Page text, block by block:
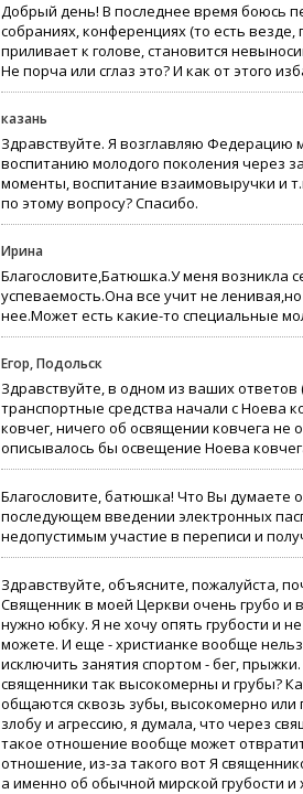
Добрый день! В последнее время боюсь
собраниях, конференциях (то есть
приливает к голове, становится
Не порча или сглаз это? И как от этого
казань
Здравствуйте. Я возглавляю Федерацию
воспитанию молодого поколения через
моменты, воспитание взаимовыручки и
по этому вопросу? Спасибо.
Ирина
Благословите,Батюшка.У меня возникла
успеваемость.Она все учит не
нее.Может есть какие-то специальные
Егор, Подольск
Здравствуйте, в одном из ваших
транспортные средства начали с Ноева
ковчег, ничего об освящении ковчега не
описывалось бы освещение Ноева
Благословите, батюшка! Что Вы думаете
последующем введении электронных
недопустимым участие в переписи и
Здравствуйте, объясните, пожалуйста,
Священник в моей Церкви очень грубо и
нужно юбку. Я не хочу опять грубости и
можете. И еще - христианке вообще
исключить занятия спортом - бег,
священники так высокомерны и грубы?
общаются сквозь зубы, высокомерно
злобу и агрессию, я думала, что через
такое отношение вообще может
отношение, из-за такого вот Я
а именно об обычной мирской грубости